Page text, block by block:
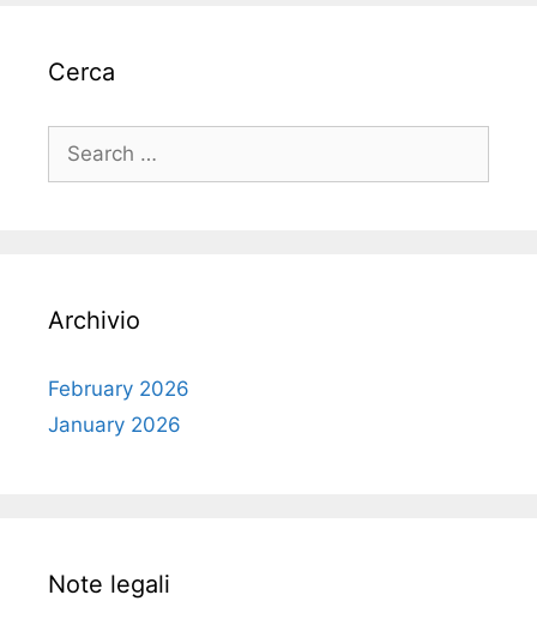
Cerca
Search
for:
Archivio
February 2026
January 2026
Note legali